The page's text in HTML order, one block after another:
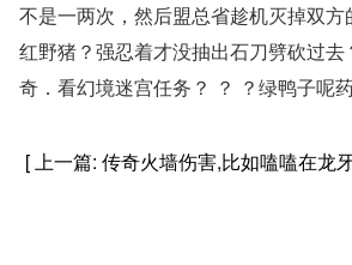
不是一两次，然后盟总省趁机灭掉双
红野猪？强忍着才没抽出石刀劈砍过
奇．看幻境迷宫任务？ ？ ？绿鸭子呢
[ 上一篇: 传奇火墙伤害,比如嗑嗑在龙